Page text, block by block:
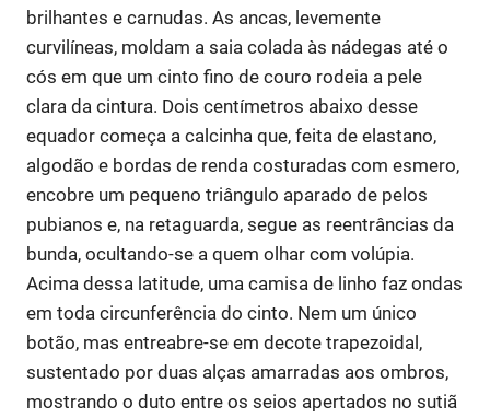
brilhantes e carnudas. As ancas, levemente
curvilíneas, moldam a saia colada às nádegas até o
cós em que um cinto fino de couro rodeia a pele
clara da cintura. Dois centímetros abaixo desse
equador começa a calcinha que, feita de elastano,
algodão e bordas de renda costuradas com esmero,
encobre um pequeno triângulo aparado de pelos
pubianos e, na retaguarda, segue as reentrâncias da
bunda, ocultando-se a quem olhar com volúpia.
Acima dessa latitude, uma camisa de linho faz ondas
em toda circunferência do cinto. Nem um único
botão, mas entreabre-se em decote trapezoidal,
sustentado por duas alças amarradas aos ombros,
mostrando o duto entre os seios apertados no sutiã